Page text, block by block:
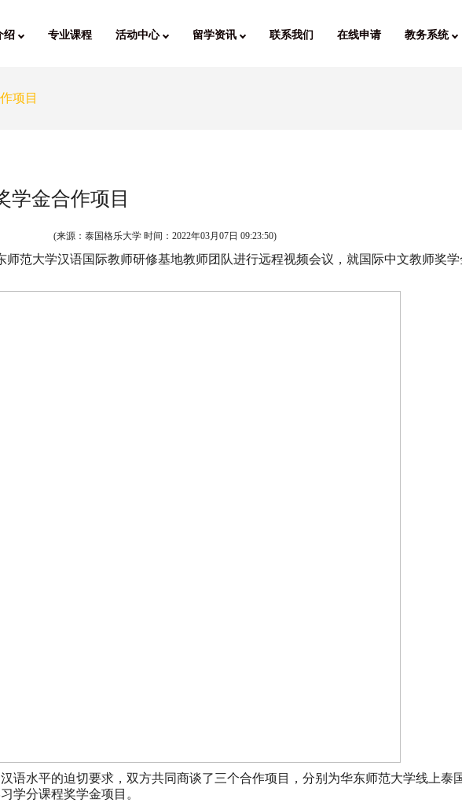
绍 专业课程 活动中心 留学资讯 联系我们 在线申请 教务系统
项目
学金合作项目
(来源：泰国格乐大学 时间： 2022年03月07日 09:23:50)
师范大学汉语国际教师研修基地教师团队进行远程视频会议，就国际中文教师奖
语水平的迫切要求，双方共同商谈了三个合作项目，分别为华东师范大学线上泰
学分课程奖学金项目。